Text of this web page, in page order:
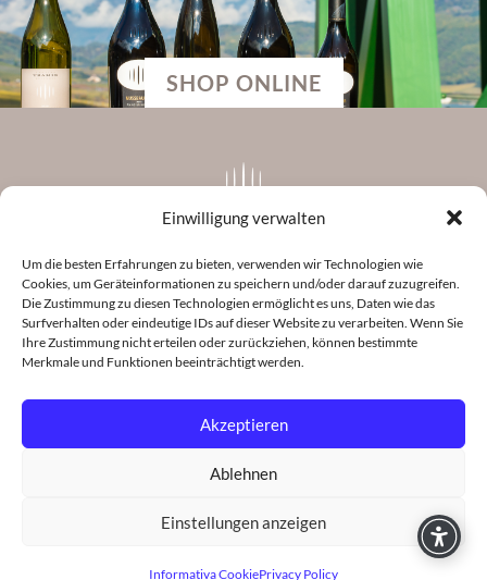
Einwilligung verwalten
Um die besten Erfahrungen zu bieten, verwenden wir Technologien wie
Cookies, um Geräteinformationen zu speichern und/oder darauf zuzugreifen.
Die Zustimmung zu diesen Technologien ermöglicht es uns, Daten wie das
Surfverhalten oder eindeutige IDs auf dieser Website zu verarbeiten. Wenn Sie
Ihre Zustimmung nicht erteilen oder zurückziehen, können bestimmte
Merkmale und Funktionen beeinträchtigt werden.
Akzeptieren
Ablehnen
Einstellungen anzeigen
Informativa CookiePrivacy Policy
SHOP ONLINE
Cantina Tramin Soc. Agr. Coop
Strada del Vino, 144
39040 Termeno (BZ) Italy
+39 0471 096633
info@cantinatramin.it
Cantina Tramin Soc. Agr. Coop | VAT no.: 00120790217 |